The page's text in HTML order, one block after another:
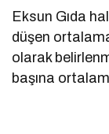
Eksun Gıda
düşen
olarak
başına